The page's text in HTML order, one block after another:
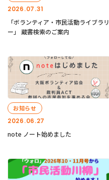
2026.07.31
「ボランティア・市民活動ライブラリ
ー」 蔵書検索のご案内
2026.06.27
お知らせ
note ノート始めました